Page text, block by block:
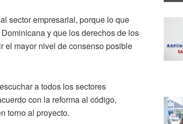
sector empresarial, porque lo que
y que los derechos de los
el mayor nivel de consenso posible
a todos los sectores
con la reforma al código,
torno al proyecto.